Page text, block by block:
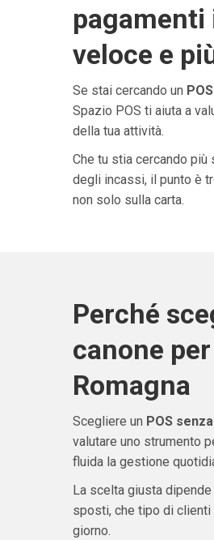
pagamenti
veloce e
Se stai cercando un
Spazio POS ti aiuta a
della tua attività.
Che tu stia cercando
degli incassi, il punto è
non solo sulla carta.
Perché
canone
Romagna
Scegliere un POS
valutare uno strumento
fluida la gestione
La scelta giusta
sposti, che tipo di
giorno.